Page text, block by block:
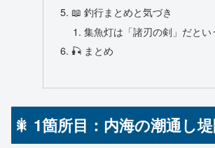
📖 釣行まとめと気づき
集魚灯は「諸刃の剣」だと
🎣 まとめ
🎇 1箇所目：内海の潮通し